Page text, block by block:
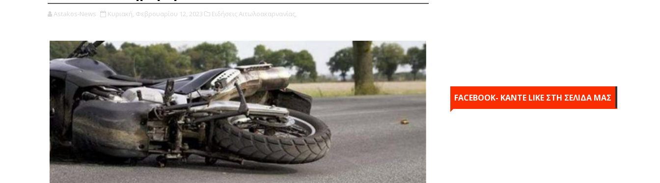
Astakos-News Κυριακή, Φεβρουαρίου 12, 2023 Ειδήσεις Αιτωλοακαρνανίας,
FACEBOOK- KANTE LIKE ΣΤΗ ΣΕΛΙΔΑ ΜΑΣ